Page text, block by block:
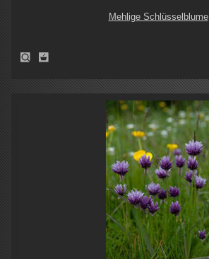
Mehlige Schlüsselblume